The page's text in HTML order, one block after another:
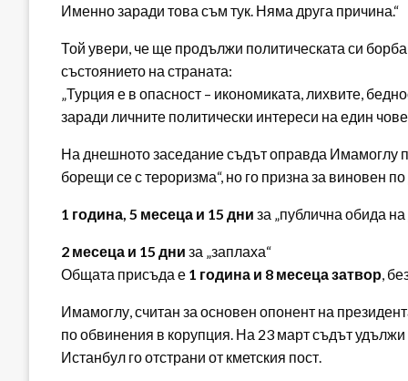
Именно заради това съм тук. Няма друга причина.“
Той увери, че ще продължи политическата си
състоянието на страната:
„Турция е в опасност – икономиката, лихвите,
заради личните политически интереси на един
На днешното заседание съдът оправда Имамоглу
борещи се с тероризма“, но го призна за виновен
1 година, 5 месеца и 15 дни за „публична обида
2 месеца и 15 дни за „заплаха“
Общата присъда е 1 година и 8 месеца затвор,
Имамоглу, считан за основен опонент на
по обвинения в корупция. На 23 март съдът
Истанбул го отстрани от кметския пост.